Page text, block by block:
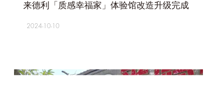
来德利「质感幸福家」体验馆改造升级完成
2024-10-10